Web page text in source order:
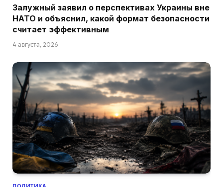
Залужный заявил о перспективах Украины вне
НАТО и объяснил, какой формат безопасности
считает эффективным
4 августа, 2026